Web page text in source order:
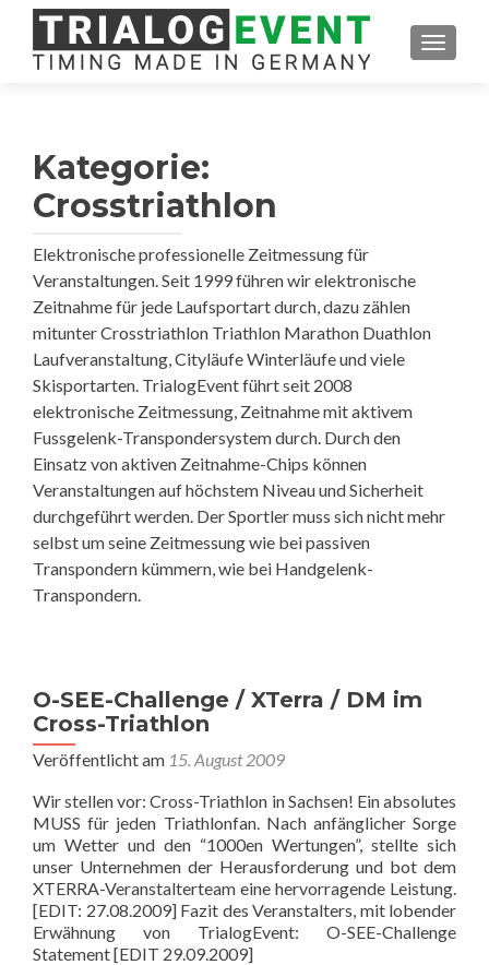
Kategorie:
Crosstriathlon
Elektronische professionelle Zeitmessung für
Veranstaltungen. Seit 1999 führen wir elektronische
Zeitnahme für jede Laufsportart durch, dazu zählen
mitunter Crosstriathlon Triathlon Marathon Duathlon
Laufveranstaltung, Cityläufe Winterläufe und viele
Skisportarten. TrialogEvent führt seit 2008
elektronische Zeitmessung, Zeitnahme mit aktivem
Fussgelenk-Transpondersystem durch. Durch den
Einsatz von aktiven Zeitnahme-Chips können
Veranstaltungen auf höchstem Niveau und Sicherheit
durchgeführt werden. Der Sportler muss sich nicht mehr
selbst um seine Zeitmessung wie bei passiven
Transpondern kümmern, wie bei Handgelenk-
Transpondern.
O-SEE-Challenge / XTerra / DM im
Cross-Triathlon
Veröffentlicht am 15. August 2009
Wir stellen vor: Cross-Triathlon in Sachsen! Ein absolutes
MUSS für jeden Triathlonfan. Nach anfänglicher Sorge
um Wetter und den “1000en Wertungen”, stellte sich
unser Unternehmen der Herausforderung und bot dem
XTERRA-Veranstalterteam eine hervorragende Leistung.
[EDIT: 27.08.2009] Fazit des Veranstalters, mit lobender
Erwähnung von TrialogEvent: O-SEE-Challenge
Statement [EDIT 29.09.2009]